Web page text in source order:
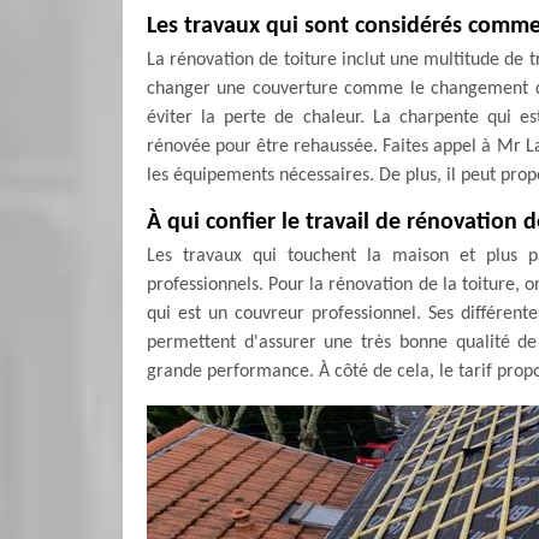
Les travaux qui sont considérés
La rénovation de toiture inclut une multitude de
changer une couverture comme le
éviter la perte de chaleur. La charpente qui
rénovée pour être rehaussée. Faites appel à Mr
les équipements nécessaires. De plus, il peut
À qui confier le travail de rénovation
Les travaux qui touchent la maison et plus
professionnels. Pour la rénovation de la toiture,
qui est un couvreur professionnel. Ses
permettent d'assurer une très bonne qualité
grande performance. À côté de cela, le tarif